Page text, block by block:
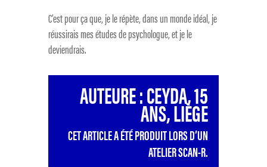
C’est pour ça que, je le répète, dans un monde idéal, je
réussirais mes études de psychologue, et je le
deviendrais.
AUTEURE : CEYDA, 15
ANS, LIÈGE
CET ARTICLE A ÉTÉ PRODUIT LORS D’UN
ATELIER SCAN-R.